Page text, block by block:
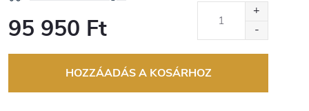
95 950 Ft
HOZZÁADÁS A KOSÁRHOZ